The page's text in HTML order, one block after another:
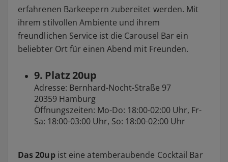
erfahrenen Barkeepern zubereitet werden. Mit
ihrem stilvollen Ambiente und ihrem
freundlichen Service ist die Carousel Bar ein
beliebter Ort für einen Abend mit Freunden.
9. Platz 20up
Adresse: Bernhard-Nocht-Straße 97
20359 Hamburg
Öffnungszeiten: Mo-Do: 18:00-02:00 Uhr, Fr-
Sa: 18:00-03:00 Uhr, So: 18:00-02:00 Uhr
Das 20upist eine atemberaubende Cocktail Bar